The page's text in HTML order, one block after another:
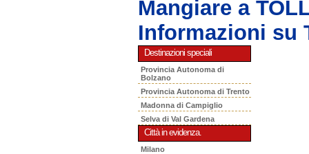
Mangiare a
Informazioni su
Destinazioni speciali
Provincia Autonoma di
Bolzano
Provincia Autonoma di Trento
Madonna di Campiglio
Selva di Val Gardena
Città in evidenza.
Milano